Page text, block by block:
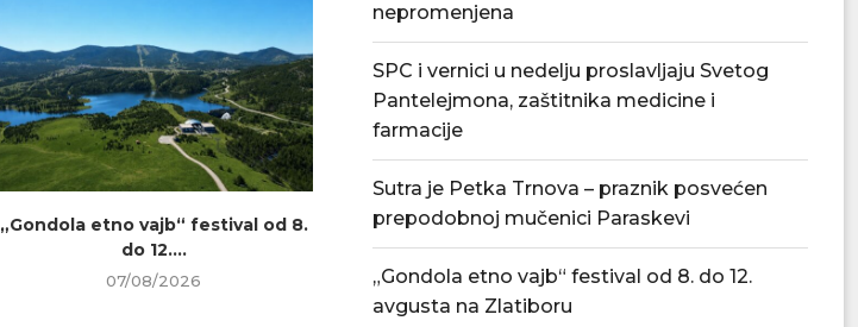
„Gondola etno vajb“ festival od 8.
do 12....
07/08/2026
Tradicionalna Azanjska pogačijada
8. avgusta
07/08/2026
PU „Čika Jova
nepromenjena
SPC i vernici u nedelju proslavljaju Svetog
Pantelejmona, zaštitnika medicine i
farmacije
Sutra je Petka Trnova – praznik posvećen
prepodobnoj mučenici Paraskevi
„Gondola etno vajb“ festival od 8. do 12.
avgusta na Zlatiboru